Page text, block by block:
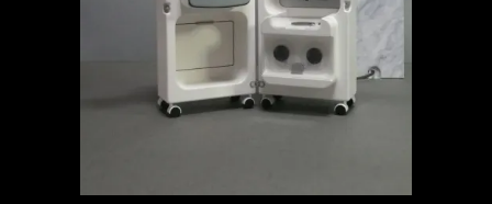
关于M+藏品
探索世界顶级的二十及二十一世纪视觉